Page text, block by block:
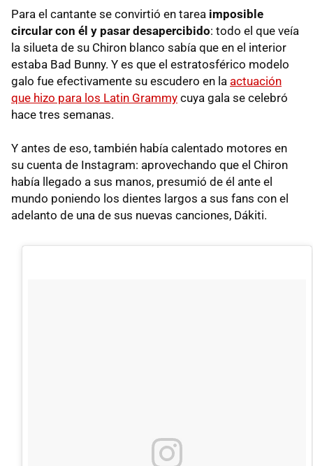
Para el cantante se convirtió en tarea imposible
circular con él y pasar desapercibido: todo el que veía
la silueta de su Chiron blanco sabía que en el interior
estaba Bad Bunny. Y es que el estratosférico modelo
galo fue efectivamente su escudero en la actuación
que hizo para los Latin Grammy cuya gala se celebró
hace tres semanas.
Y antes de eso, también había calentado motores en
su cuenta de Instagram: aprovechando que el Chiron
había llegado a sus manos, presumió de él ante el
mundo poniendo los dientes largos a sus fans con el
adelanto de una de sus nuevas canciones, Dákiti.